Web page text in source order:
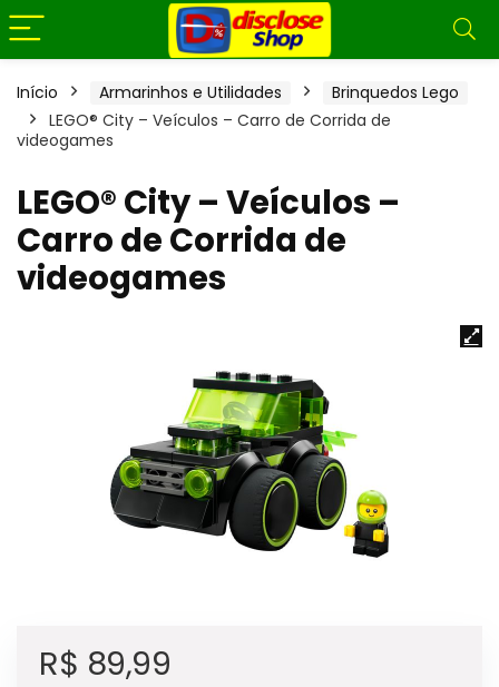
Início Armarinhos e Utilidades
Brinquedos Lego
LEGO® City – Veículos – Carro de Corrida de
videogames
LEGO® City – Veículos –
Carro de Corrida de
videogames
R$ 89,99